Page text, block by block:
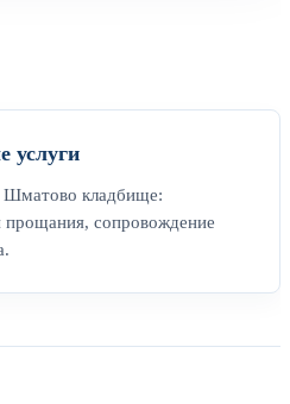
услуги
Шматово кладбище:
прощания, сопровождение